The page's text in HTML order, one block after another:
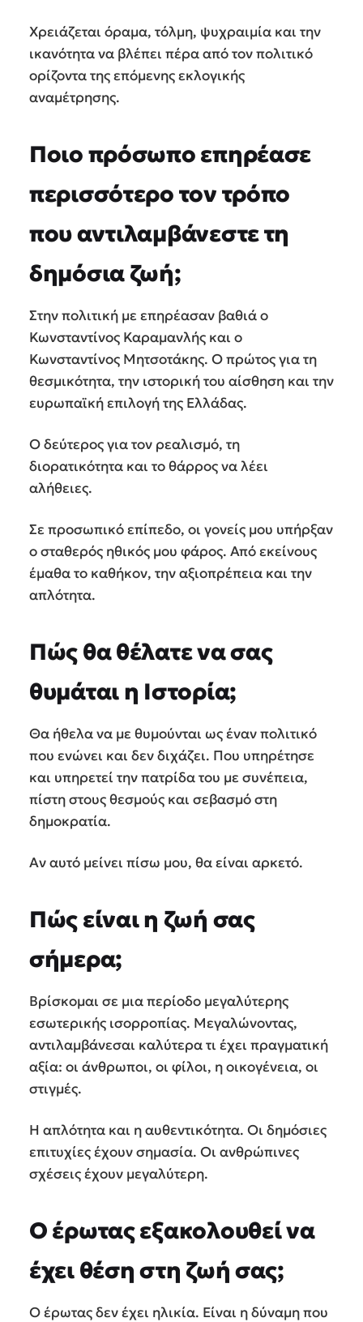
Χρειάζεται όραμα, τόλμη, ψυχραιμία και την
ικανότητα να βλέπει πέρα από τον πολιτικό
ορίζοντα της επόμενης εκλογικής
αναμέτρησης.
Ποιο πρόσωπο επηρέασε
περισσότερο τον τρόπο
που αντιλαμβάνεστε τη
δημόσια ζωή;
Στην πολιτική με επηρέασαν βαθιά ο
Κωνσταντίνος Καραμανλής και ο
Κωνσταντίνος Μητσοτάκης. Ο πρώτος για τη
θεσμικότητα, την ιστορική του αίσθηση και την
ευρωπαϊκή επιλογή της Ελλάδας.
Ο δεύτερος για τον ρεαλισμό, τη
διορατικότητα και το θάρρος να λέει
αλήθειες.
Σε προσωπικό επίπεδο, οι γονείς μου υπήρξαν
ο σταθερός ηθικός μου φάρος. Από εκείνους
έμαθα το καθήκον, την αξιοπρέπεια και την
απλότητα.
Πώς θα θέλατε να σας
θυμάται η Ιστορία;
Θα ήθελα να με θυμούνται ως έναν πολιτικό
που ενώνει και δεν διχάζει. Που υπηρέτησε
και υπηρετεί την πατρίδα του με συνέπεια,
πίστη στους θεσμούς και σεβασμό στη
δημοκρατία.
Αν αυτό μείνει πίσω μου, θα είναι αρκετό.
Πώς είναι η ζωή σας
σήμερα;
Βρίσκομαι σε μια περίοδο μεγαλύτερης
εσωτερικής ισορροπίας. Μεγαλώνοντας,
αντιλαμβάνεσαι καλύτερα τι έχει πραγματική
αξία: οι άνθρωποι, οι φίλοι, η οικογένεια, οι
στιγμές.
Η απλότητα και η αυθεντικότητα. Οι δημόσιες
επιτυχίες έχουν σημασία. Οι ανθρώπινες
σχέσεις έχουν μεγαλύτερη.
Ο έρωτας εξακολουθεί να
έχει θέση στη ζωή σας;
Ο έρωτας δεν έχει ηλικία. Είναι η δύναμη που